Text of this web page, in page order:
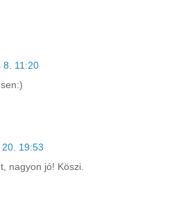
8. 11:20
19:53
nagyon jó! Köszi.